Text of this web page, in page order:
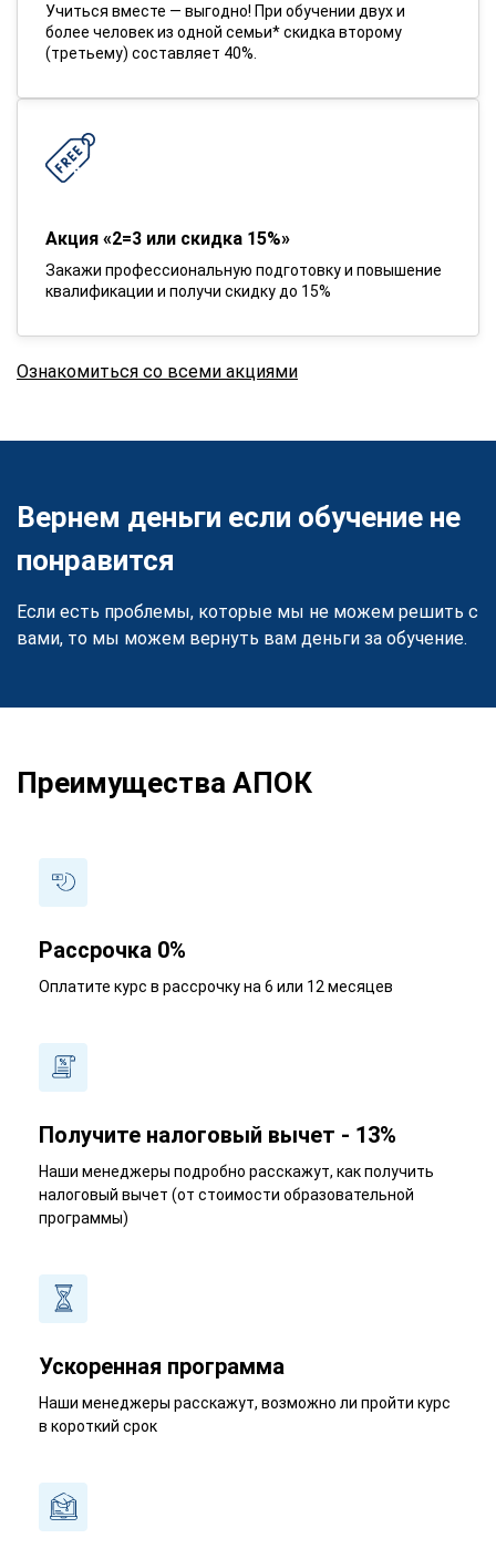
Учиться вместе — выгодно! При обучении двух и
более человек из одной семьи* скидка второму
(третьему) составляет 40%.
Акция «2=3 или скидка 15%»
Закажи профессиональную подготовку и повышение
квалификации и получи скидку до 15%
Ознакомиться со всеми акциями
Вернем деньги если обучение не
понравится
Если есть проблемы, которые мы не можем решить с
вами, то мы можем вернуть вам деньги за обучение.
Преимущества АПОК
Рассрочка 0%
Оплатите курс в рассрочку на 6 или 12 месяцев
Получите налоговый вычет - 13%
Наши менеджеры подробно расскажут, как получить
налоговый вычет (от стоимости образовательной
программы)
Ускоренная программа
Наши менеджеры расскажут, возможно ли пройти курс
в короткий срок